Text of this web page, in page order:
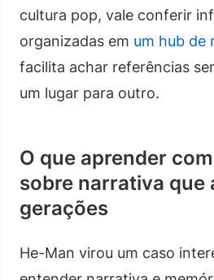
cultura pop, vale conferir
organizadas em um hub de
facilita achar referências
um lugar para outro.
O que aprender
sobre narrativa que
gerações
He-Man virou um caso